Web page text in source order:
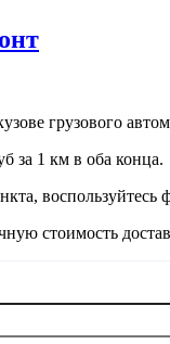
грузового
за 1 км в оба конца.
стоимость